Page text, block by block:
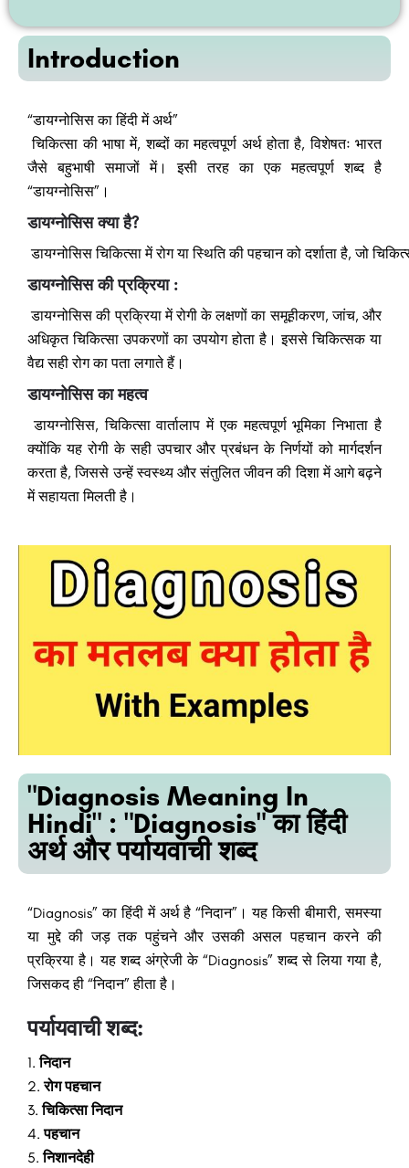
Introduction
“डायग्नोसिस का हिंदी में अर्थ”
चिकित्सा की भाषा में, शब्दों का महत्वपूर्ण अर्थ होता है, विशेषतः भारत
जैसे बहुभाषी समाजों में। इसी तरह का एक महत्वपूर्ण शब्द है
“डायग्नोसिस”।
डायग्नोसिसक्याहै?
डायग्नोसिसचिकित्सामेंरोगयास्थितिकीपहचानकोदर्शाताहै,जो
डायग्नोसिस की प्रक्रिया :
डायग्नोसिस की प्रक्रिया में रोगी के लक्षणों का समूहीकरण, जांच, और
अधिकृत चिकित्सा उपकरणों का उपयोग होता है। इससे चिकित्सक या
वैद्य सही रोग का पता लगाते हैं।
डायग्नोसिस का महत्व
डायग्नोसिस, चिकित्सा वार्तालाप में एक महत्वपूर्ण भूमिका निभाता है
क्योंकि यह रोगी के सही उपचार और प्रबंधन के निर्णयों को मार्गदर्शन
करता है, जिससे उन्हें स्वस्थ्य और संतुलित जीवन की दिशा में आगे बढ़ने
में सहायता मिलती है।
"Diagnosis Meaning In
Hindi" : "Diagnosis" का हिंदी
अर्थ और पर्यायवाची शब्द
“Diagnosis” का हिंदी में अर्थ है “निदान”। यह किसी बीमारी, समस्या
या मुद्दे की जड़ तक पहुंचने और उसकी असल पहचान करने की
प्रक्रिया है। यह शब्द अंग्रेजी के “Diagnosis” शब्द से लिया गया है,
जिसकद ही “निदान” हीता है।
पर्यायवाची शब्द:
निदान
रोग पहचान
चिकित्सा निदान
पहचान
निशानदेही